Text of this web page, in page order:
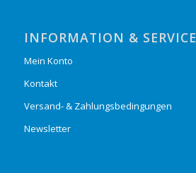
INFORMATION & SERVICE
Mein Konto
Kontakt
Versand- & Zahlungsbedingungen
Newsletter